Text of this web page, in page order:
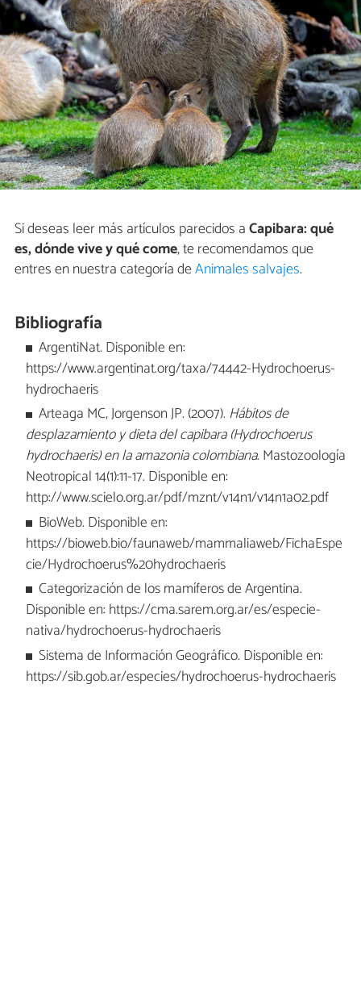
Si deseas leer más artículos parecidos aCapibara: qué
es, dónde vive y qué come, te recomendamos que
entres en nuestra categoría deAnimales salvajes.
Bibliografía
ArgentiNat. Disponible en:
https://www.argentinat.org/taxa/74442-Hydrochoerus-
hydrochaeris
Arteaga MC, Jorgenson JP. (2007). Hábitos de
desplazamiento y dieta del capibara (Hydrochoerus
hydrochaeris) en la amazonia colombiana. Mastozoología
Neotropical 14(1):11-17. Disponible en:
http://www.scielo.org.ar/pdf/mznt/v14n1/v14n1a02.pdf
BioWeb. Disponible en:
https://bioweb.bio/faunaweb/mammaliaweb/FichaEspe
cie/Hydrochoerus%20hydrochaeris
Categorización de los mamíferos de Argentina.
Disponible en: https://cma.sarem.org.ar/es/especie-
nativa/hydrochoerus-hydrochaeris
Sistema de Información Geográfico. Disponible en:
https://sib.gob.ar/especies/hydrochoerus-hydrochaeris